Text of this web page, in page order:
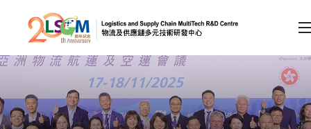
跳到内容（按回车键）
会员登录
A A EN 繁 简